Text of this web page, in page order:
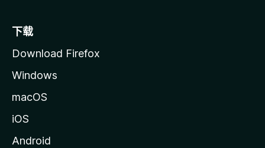
下载
Download Firefox
Windows
macOS
iOS
Android